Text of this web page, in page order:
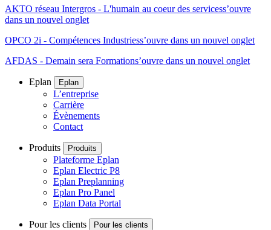
AKTO réseau Intergros - L'humain au coeur des servicess’ouvre
dans un nouvel onglet
OPCO 2i - Compétences Industriess’ouvre dans un nouvel onglet
AFDAS - Demain sera Formations’ouvre dans un nouvel onglet
Eplan Eplan
L’entreprise
Carrière
Évènements
Contact
Produits Produits
Plateforme Eplan
Eplan Electric P8
Eplan Preplanning
Eplan Pro Panel
Eplan Data Portal
Pour les clients Pour les clients